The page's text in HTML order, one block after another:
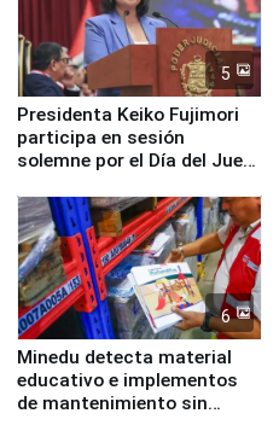
5
Presidenta Keiko Fujimori
participa en sesión
solemne por el Día del Juez
6
Minedu detecta material
educativo e implementos
de mantenimiento sin